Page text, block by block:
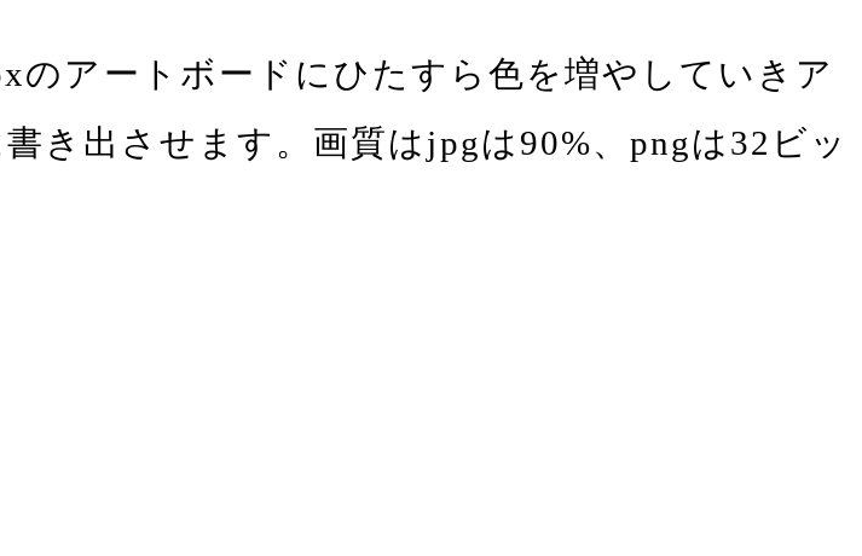
のアートボードにひたすら色を増やしていきア
き出させます。画質はjpgは90%、pngは32ビッ